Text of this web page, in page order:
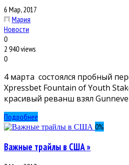
6 Мар, 2017
Мария
Новости
0
2 940 views
0
4 марта состоялся пробный
Xpressbet Fountain of Youth
красивый реванш взял
Подробнее
0%
Важные трайлы в США »